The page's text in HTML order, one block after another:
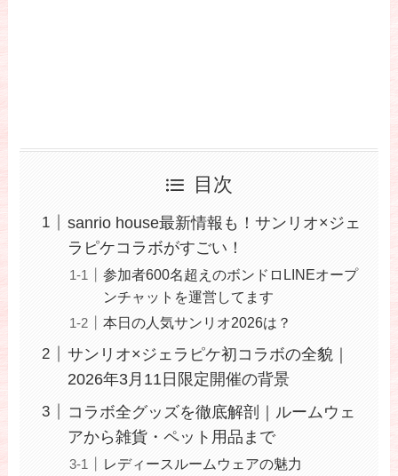
目次
sanrio house最新情報も！サンリオ×ジェ
ラピケコラボがすごい！
参加者600名超えのボンドロLINEオープ
ンチャットを運営してます
本日の人気サンリオ2026は？
サンリオ×ジェラピケ初コラボの全貌｜
2026年3月11日限定開催の背景
コラボ全グッズを徹底解剖｜ルームウェ
アから雑貨・ペット用品まで
レディースルームウェアの魅力